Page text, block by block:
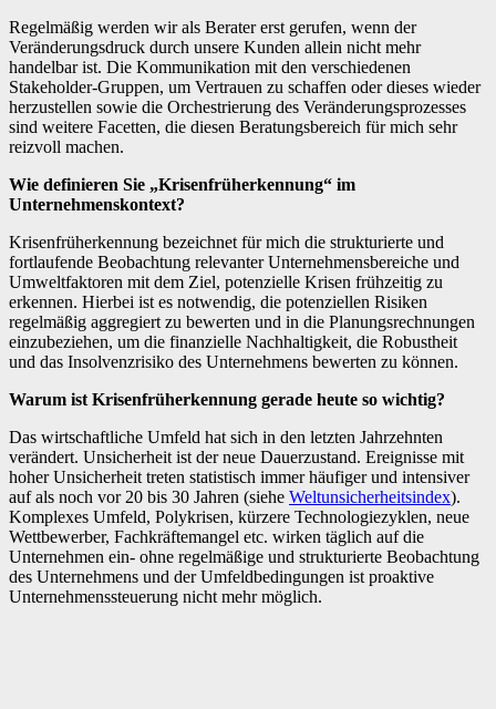
Regelmäßig werden wir als Berater erst gerufen, wenn der
Veränderungsdruck durch unsere Kunden allein nicht mehr
handelbar ist. Die Kommunikation mit den verschiedenen
Stakeholder-Gruppen, um Vertrauen zu schaffen oder dieses wieder
herzustellen sowie die Orchestrierung des Veränderungsprozesses
sind weitere Facetten, die diesen Beratungsbereich für mich sehr
reizvoll machen.
Wie definieren Sie „Krisenfrüherkennung“ im
Unternehmenskontext?
Krisenfrüherkennung bezeichnet für mich die strukturierte und
fortlaufende Beobachtung relevanter Unternehmensbereiche und
Umweltfaktoren mit dem Ziel, potenzielle Krisen frühzeitig zu
erkennen. Hierbei ist es notwendig, die potenziellen Risiken
regelmäßig aggregiert zu bewerten und in die Planungsrechnungen
einzubeziehen, um die finanzielle Nachhaltigkeit, die Robustheit
und das Insolvenzrisiko des Unternehmens bewerten zu können.
Warum ist Krisenfrüherkennung gerade heute so wichtig?
Das wirtschaftliche Umfeld hat sich in den letzten Jahrzehnten
verändert. Unsicherheit ist der neue Dauerzustand. Ereignisse mit
hoher Unsicherheit treten statistisch immer häufiger und intensiver
auf als noch vor 20 bis 30 Jahren (siehe Weltunsicherheitsindex).
Komplexes Umfeld, Polykrisen, kürzere Technologiezyklen, neue
Wettbewerber, Fachkräftemangel etc. wirken täglich auf die
Unternehmen ein- ohne regelmäßige und strukturierte Beobachtung
des Unternehmens und der Umfeldbedingungen ist proaktive
Unternehmenssteuerung nicht mehr möglich.